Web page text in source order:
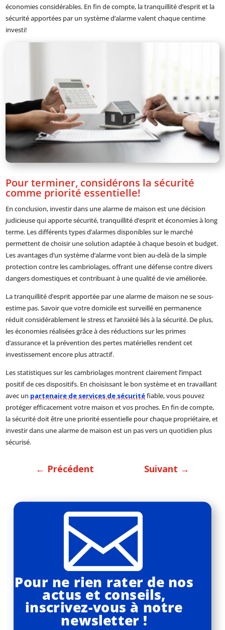
économies considérables. En fin de compte, la tranquillité d’esprit et la
sécurité apportées par un système d’alarme valent chaque centime
investi!
Pour terminer, considérons la sécurité
comme priorité essentielle!
En conclusion, investir dans une alarme de maison est une décision
judicieuse qui apporte sécurité, tranquillité d’esprit et économies à long
terme. Les différents types d’alarmes disponibles sur le marché
permettent de choisir une solution adaptée à chaque besoin et budget.
Les avantages d’un système d’alarme vont bien au-delà de la simple
protection contre les cambriolages, offrant une défense contre divers
dangers domestiques et contribuant à une qualité de vie améliorée.
La tranquillité d’esprit apportée par une alarme de maison ne se sous-
estime pas. Savoir que votre domicile est surveillé en permanence
réduit considérablement le stress et l’anxiété liés à la sécurité. De plus,
les économies réalisées grâce à des réductions sur les primes
d’assurance et la prévention des pertes matérielles rendent cet
investissement encore plus attractif.
Les statistiques sur les cambriolages montrent clairement l’impact
positif de ces dispositifs. En choisissant le bon système et en travaillant
avec un partenaire de services de sécuritéfiable, vous pouvez
protéger efficacement votre maison et vos proches. En fin de compte,
la sécurité doit être une priorité essentielle pour chaque propriétaire, et
investir dans une alarme de maison est un pas vers un quotidien plus
sécurisé.
← Précédent Suivant →

Pour ne rien rater de nos
actus et conseils,
inscrivez-vous à notre
newsletter !